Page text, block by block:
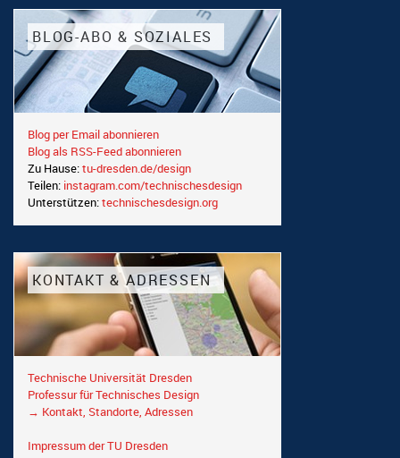
BLOG-ABO & SOZIALES
Blog per Email abonnieren
Blog als RSS-Feed abonnieren
Zu Hause:tu-dresden.de/design
Teilen: instagram.com/technischesdesign
Unterstützen:technischesdesign.org
KONTAKT & ADRESSEN
Technische Universität Dresden
Professur für Technisches Design
→ Kontakt, Standorte, Adressen
Impressum der TU Dresden